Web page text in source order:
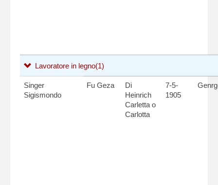
Lavoratore in legno(1)
Singer
Sigismondo
Fu Geza
Di
Heinrich
Carletta o
Carlotta
7-5-
1905